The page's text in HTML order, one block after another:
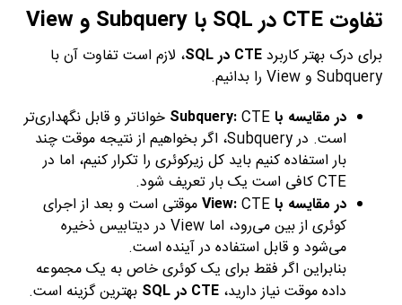
تفاوت CTE در SQL با Subquery و View
برای درک بهتر کاربردCTE در SQL
، لازم است تفاوت آن با
Subquery و View را بدانیم.
در مقایسه با Subquery:
CTE خواناتر و قابل نگهداری‌تر
است. در Subquery، اگر بخواهیم از نتیجه موقت چند
بار استفاده کنیم باید کل زیرکوئری را تکرار کنیم، اما در
CTE کافی است یک بار تعریف شود.
در مقایسه با View:
CTE موقتی است و بعد از اجرای
کوئری از بین می‌رود، اما View در دیتابیس ذخیره
می‌شود و قابل استفاده در آینده است.
بنابراین اگر فقط برای یک کوئری خاص به یک مجموعه
داده موقت نیاز دارید،CTE در SQL بهترین گزینه است.